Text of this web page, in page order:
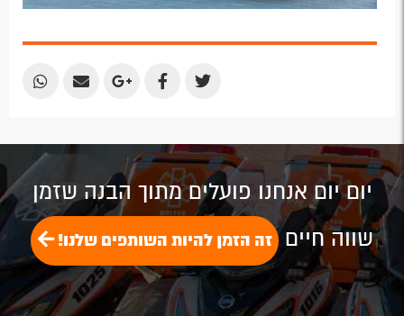
Share
Share
Share
Share
Share
יום יום אנחנו פועלים מתוך הבנה שזמן
שווה חיים זה הזמן להיות השותפים שלנו!